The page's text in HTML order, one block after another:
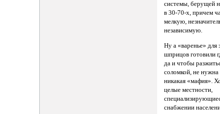
системы, берущей
в 30-70-х, причем
мелкую,
независимую.
Ну а «варенье» для
шприцов готовили
да и чтобы
соломкой, не
никакая «мафия».
целые местности,
снабжении